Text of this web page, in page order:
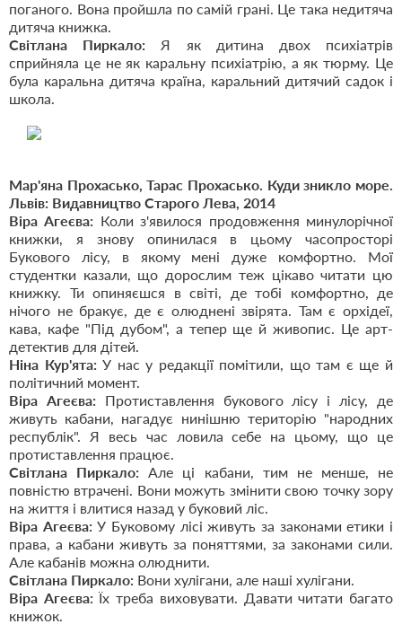
поганого. Вона пройшла по самій грані. Це така недитяча
дитяча книжка.
Світлана Пиркало:
Я як дитина двох психіатрів
сприйняла це не як каральну психіатрію, а як тюрму. Це
була каральна дитяча країна, каральний дитячий садок і
школа.
Мар'яна Прохасько, Тарас Прохасько. Куди зникло море.
Львів: Видавництво Старого Лева, 2014
Віра Агеєва: Коли з'явилося продовження минулорічної
книжки, я знову опинилася в цьому часопросторі
Букового лісу, в якому мені дуже комфортно. Мої
студентки казали, що дорослим теж цікаво читати цю
книжку. Ти опиняєшся в світі, де тобі комфортно, де
нічого не бракує, де є олюднені звірята. Там є орхідеї,
кава, кафе "Під дубом", а тепер ще й живопис. Це арт-
детектив для дітей.
Ніна Кур'ята: У нас у редакції помітили, що там є ще й
політичний момент.
Віра Агеєва:
Протиставлення букового лісу і лісу, де
живуть кабани, нагадує нинішню територію "народних
республік". Я весь час ловила себе на цьому, що це
протиставлення працює.
Світлана Пиркало: Але ці кабани, тим не менше, не
повністю втрачені. Вони можуть змінити свою точку зору
на життя і влитися назад у буковий ліс.
Віра Агеєва: У Буковому лісі живуть за законами етики і
права, а кабани живуть за поняттями, за законами сили.
Але кабанів можна олюднити.
Світлана Пиркало: Вони хулігани, але наші хулігани.
Віра Агеєва: Їх треба виховувати. Давати читати багато
книжок.